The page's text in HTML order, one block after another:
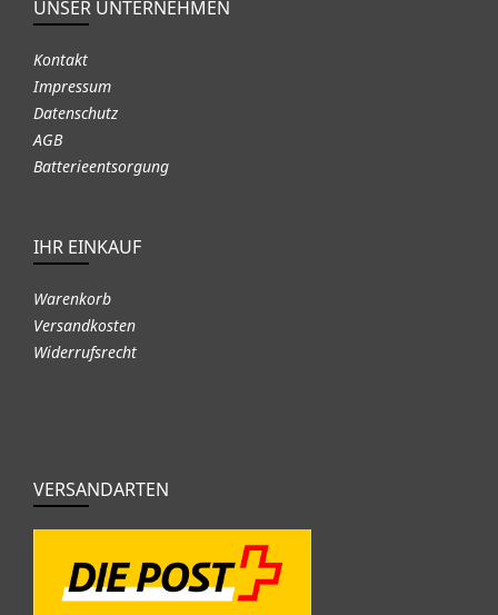
UNSER UNTERNEHMEN
Kontakt
Impressum
Datenschutz
AGB
Batterieentsorgung
IHR EINKAUF
Warenkorb
Versandkosten
Widerrufsrecht
VERSANDARTEN